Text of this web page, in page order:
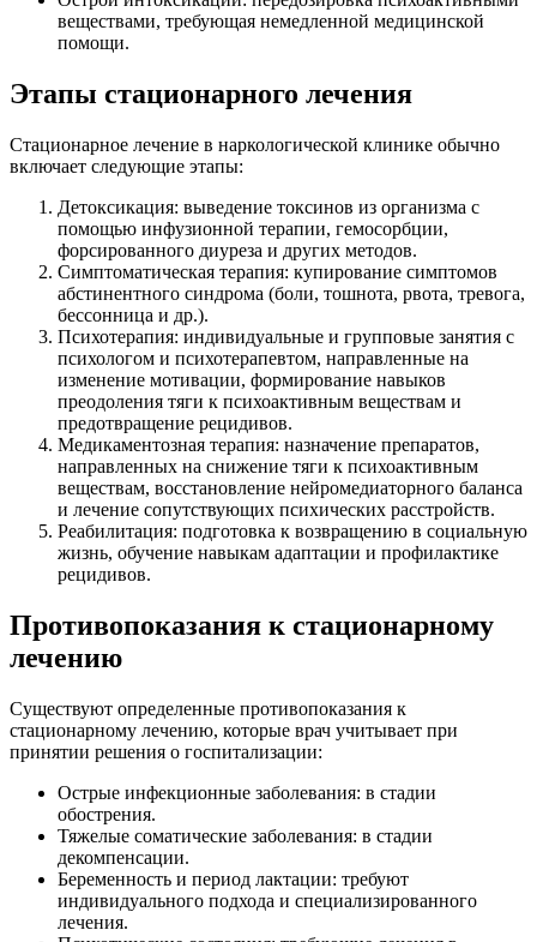
веществами, требующая немедленной медицинской
помощи.
Этапы стационарного лечения
Стационарное лечение в наркологической клинике обычно
включает следующие этапы:
Детоксикация: выведение токсинов из организма с
помощью инфузионной терапии, гемосорбции,
форсированного диуреза и других методов.
Симптоматическая терапия: купирование симптомов
абстинентного синдрома (боли, тошнота, рвота, тревога,
бессонница и др.).
Психотерапия: индивидуальные и групповые занятия с
психологом и психотерапевтом, направленные на
изменение мотивации, формирование навыков
преодоления тяги к психоактивным веществам и
предотвращение рецидивов.
Медикаментозная терапия: назначение препаратов,
направленных на снижение тяги к психоактивным
веществам, восстановление нейромедиаторного баланса
и лечение сопутствующих психических расстройств.
Реабилитация: подготовка к возвращению в социальную
жизнь, обучение навыкам адаптации и профилактике
рецидивов.
Противопоказания к стационарному
лечению
Существуют определенные противопоказания к
стационарному лечению, которые врач учитывает при
принятии решения о госпитализации:
Острые инфекционные заболевания: в стадии
обострения.
Тяжелые соматические заболевания: в стадии
декомпенсации.
Беременность и период лактации: требуют
индивидуального подхода и специализированного
лечения.